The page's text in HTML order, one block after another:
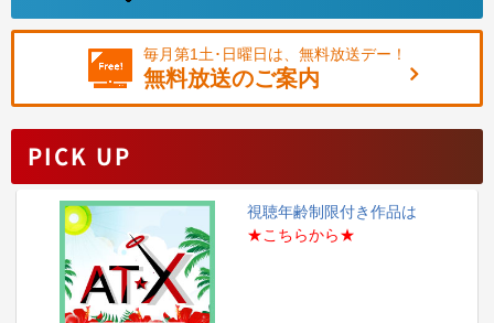
毎月第1土･日曜日は、無料放送デー！
無料放送のご案内
PICK UP
視聴年齢制限付き作品は
★こちらから★